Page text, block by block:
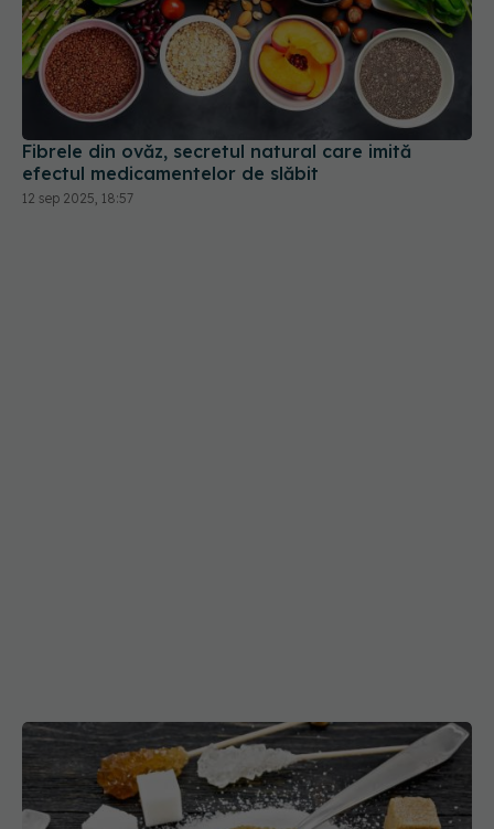
Fibrele din ovăz, secretul natural care imită
efectul medicamentelor de slăbit
12 sep 2025, 18:57